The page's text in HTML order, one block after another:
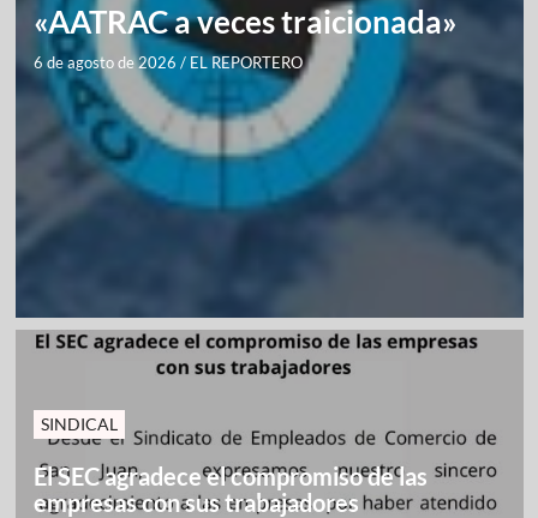
«AATRAC a veces traicionada»
6 de agosto de 2026 / EL REPORTERO
SINDICAL
El SEC agradece el compromiso de las
empresas con sus trabajadores